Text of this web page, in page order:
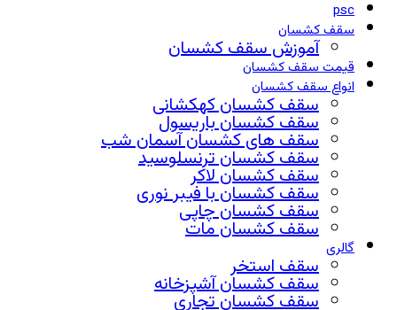
psc
سقف کشسان
آموزش سقف کشسان
قیمت سقف کشسان
انواع سقف کشسان
سقف کشسان کهکشانی
سقف کشسان باریسول
سقف های کشسان آسمان شب
سقف کشسان ترنسلوسید
سقف کشسان لاکر
سقف کشسان با فیبر نوری
سقف کشسان چاپی
سقف کشسان مات
گالری
سقف استخر
سقف کشسان آشپزخانه
سقف کشسان تجاری